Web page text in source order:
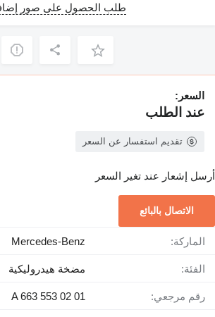
طلب الحصول على صور
السعر:
عند الطلب
تقديم استفسار عن السعر
أرسل إشعار عند تغير السعر
الاتصال بالبائع
الماركة: Mercedes-Benz
الفئة: مضخة هيدروليكية
رقم مرجعي: A 663 553 02 01